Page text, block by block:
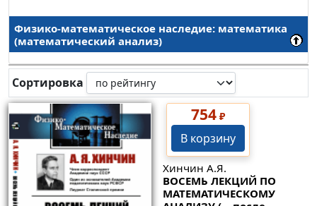
Физико-математическое наследие: математика
(математический анализ)
Сортировка
754₽
В корзину
Хинчин А.Я.
ВОСЕМЬ ЛЕКЦИЙ ПО
МАТЕМАТИЧЕСКОМУ